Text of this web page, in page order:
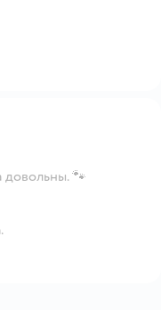
довольны. 🐾